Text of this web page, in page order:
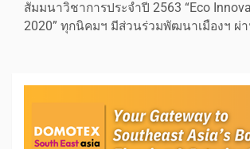
สัมมนาวิชาการประจำปี 2563 “Eco
2020” ทุกนิคมฯ มีส่วนร่วมพัฒนาเมืองฯ ผ่